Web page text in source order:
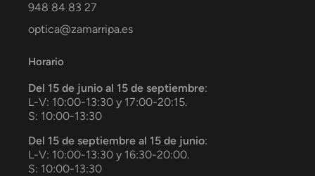
948 84 83 27
optica@zamarripa.es
Horario
Del 15 de junio al 15 de septiembre:
L-V: 10:00-13:30 y 17:00-20:15.
S: 10:00-13:30
Del 15 de septiembre al 15 de junio:
L-V: 10:00-13:30 y 16:30-20:00.
S: 10:00-13:30